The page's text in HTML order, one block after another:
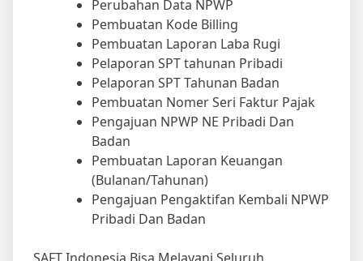
Perubahan Data NPWP
Pembuatan Kode Billing
Pembuatan Laporan Laba Rugi
Pelaporan SPT tahunan Pribadi
Pelaporan SPT Tahunan Badan
Pembuatan Nomer Seri Faktur Pajak
Pengajuan NPWP NE Pribadi Dan
Badan
Pembuatan Laporan Keuangan
(Bulanan/Tahunan)
Pengajuan Pengaktifan Kembali NPWP
Pribadi Dan Badan